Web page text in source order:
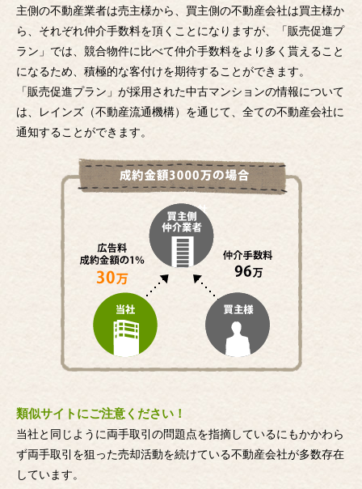
主側の不動産業者は売主様から、買主側の不動産会社は買主様か
ら、それぞれ仲介手数料を頂くことになりますが、「販売促進プ
ラン」では、競合物件に比べて仲介手数料をより多く貰えること
になるため、積極的な客付けを期待することができます。
「販売促進プラン」が採用された中古マンションの情報について
は、レインズ（不動産流通機構）を通じて、全ての不動産会社に
通知することができます。
類似サイトにご注意ください！
当社と同じように両手取引の問題点を指摘しているにもかかわら
ず両手取引を狙った売却活動を続けている不動産会社が多数存在
しています。